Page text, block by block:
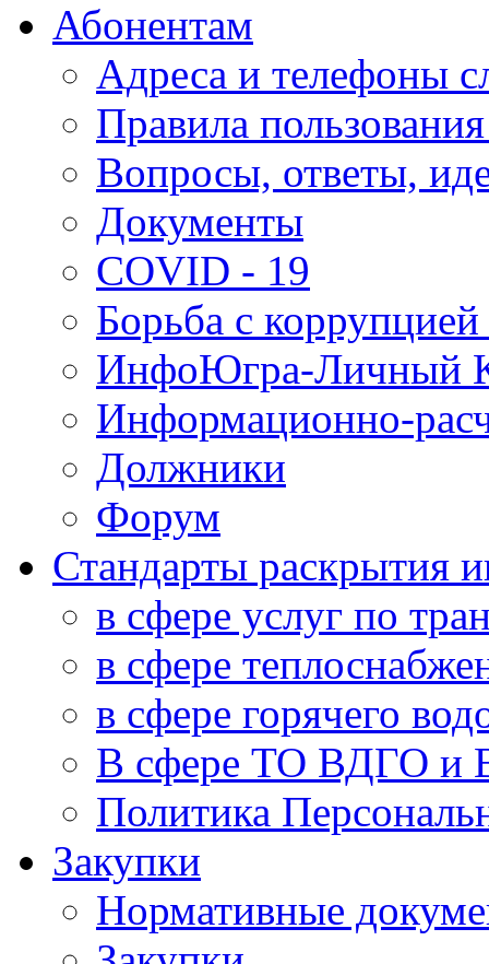
Абонентам
Адреса и телефоны
Правила
Вопросы, ответы,
Документы
COVID - 19
Борьба с
ИнфоЮгра-Личный
Информационно-
Должники
Форум
Стандарты раскрытия
в сфере услуг по
в сфере
в сфере горячего
В сфере ТО ВДГО и
Политика
Закупки
Нормативные